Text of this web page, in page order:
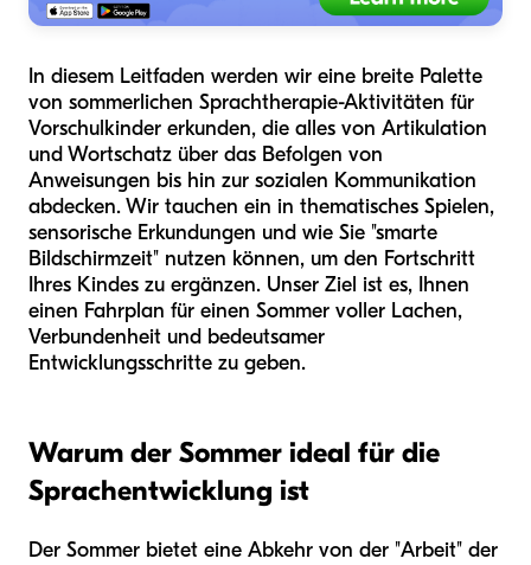
In diesem Leitfaden werden wir eine breite Palette
von sommerlichen Sprachtherapie-Aktivitäten für
Vorschulkinder erkunden, die alles von Artikulation
und Wortschatz über das Befolgen von
Anweisungen bis hin zur sozialen Kommunikation
abdecken. Wir tauchen ein in thematisches Spielen,
sensorische Erkundungen und wie Sie "smarte
Bildschirmzeit" nutzen können, um den Fortschritt
Ihres Kindes zu ergänzen. Unser Ziel ist es, Ihnen
einen Fahrplan für einen Sommer voller Lachen,
Verbundenheit und bedeutsamer
Entwicklungsschritte zu geben.
Warum der Sommer ideal für die
Sprachentwicklung ist
Der Sommer bietet eine Abkehr von der "Arbeit" der